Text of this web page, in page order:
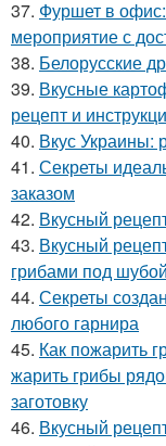
37. Фуршет в офис:
мероприятие с
38. Белорусские
39. Вкусные
рецепт и
40. Вкус Украины:
41. Секреты
заказом
42. Вкусный
43. Вкусный
грибами под шубой
44. Секреты
любого гарнира
45. Как пожарить
жарить грибы
заготовку
46. Вкусный